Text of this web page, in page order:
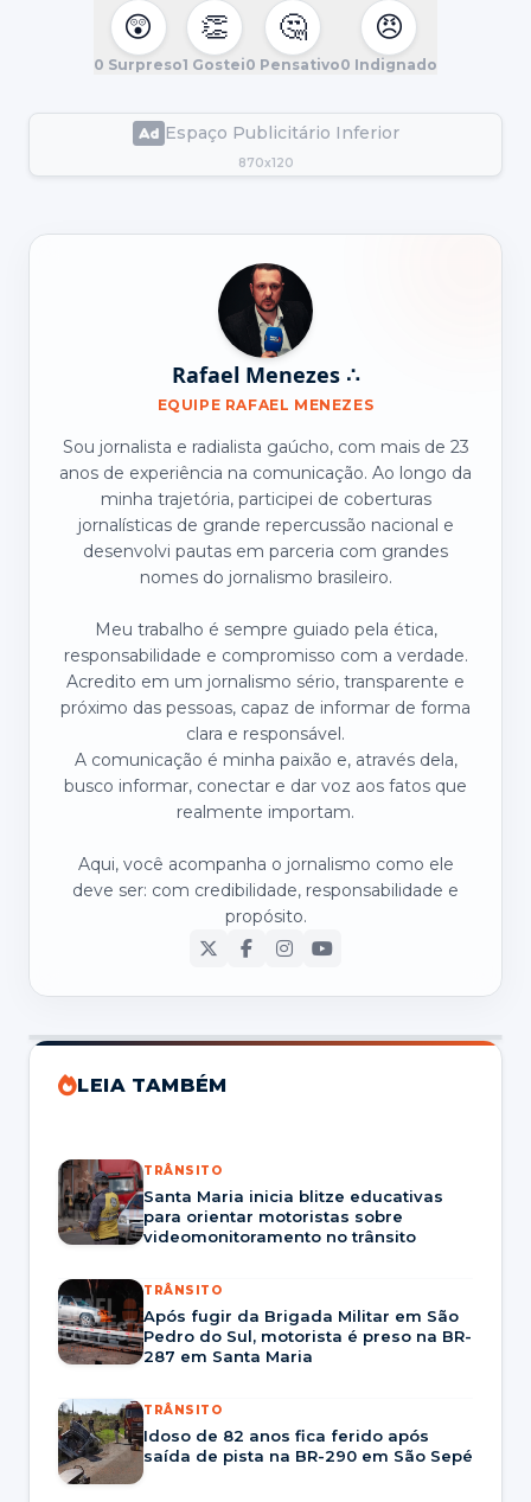
😲
0 Surpreso
👏
1 Gostei
🤔
0 Pensativo
😠
0 Indignado
Espaço Publicitário Inferior
870x120
Rafael Menezes ∴
EQUIPE RAFAEL MENEZES
Sou jornalista e radialista gaúcho, com mais de 23
anos de experiência na comunicação. Ao longo da
minha trajetória, participei de coberturas
jornalísticas de grande repercussão nacional e
desenvolvi pautas em parceria com grandes
nomes do jornalismo brasileiro.
Meu trabalho é sempre guiado pela ética,
responsabilidade e compromisso com a verdade.
Acredito em um jornalismo sério, transparente e
próximo das pessoas, capaz de informar de forma
clara e responsável.
A comunicação é minha paixão e, através dela,
busco informar, conectar e dar voz aos fatos que
realmente importam.
Aqui, você acompanha o jornalismo como ele
deve ser: com credibilidade, responsabilidade e
propósito.
LEIA TAMBÉM
TRÂNSITO
Santa Maria inicia blitze educativas
para orientar motoristas sobre
videomonitoramento no trânsito
TRÂNSITO
Após fugir da Brigada Militar em São
Pedro do Sul, motorista é preso na BR-
287 em Santa Maria
TRÂNSITO
Idoso de 82 anos fica ferido após
saída de pista na BR-290 em São Sepé